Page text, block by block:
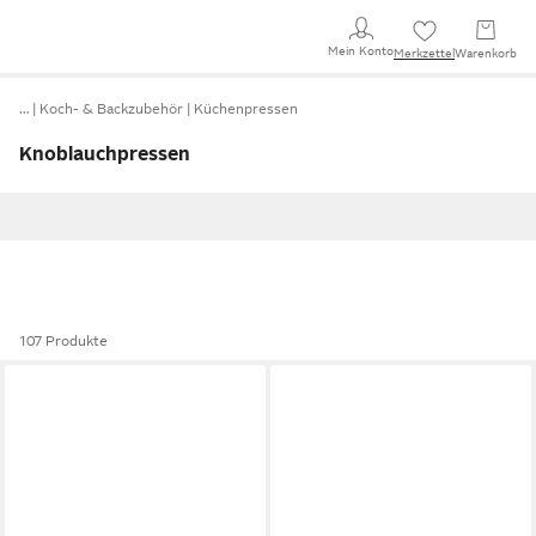
Mein KontoMerkzettel Warenkorb
… Koch- & Backzubehör Küchenpressen
Knoblauchpressen
107 Produkte